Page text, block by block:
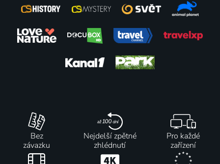
Bez
závazku
Nejdelší zpětné
zhlédnutí
Pro každé
zařízení